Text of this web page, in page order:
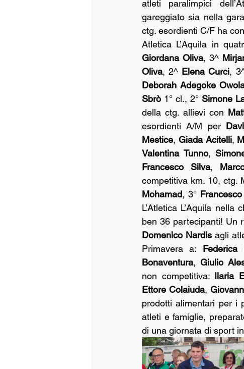
atleti paralimpici
gareggiato sia nella
ctg. esordienti C/F ha
Atletica L’Aquila in
Giordana Oliva, 3^
Oliva, 2^ Elena Curci,
Deborah Adegoke
Sbrò 1° cl., 2° Simone
della ctg. allievi con
esordienti A/M per
Mestice, Giada Acitelli,
Valentina Tunno,
Francesco Silva,
competitiva km. 10, ctg.
Mohamad, 3°
L’Atletica L’Aquila
Domenico Nardis agli
Primavera a: Federica
Bonaventura, Giulio
non competitiva: Ilaria
Ettore Colaiuda,
prodotti alimentari per i
atleti e famiglie,
di una giornata di sport